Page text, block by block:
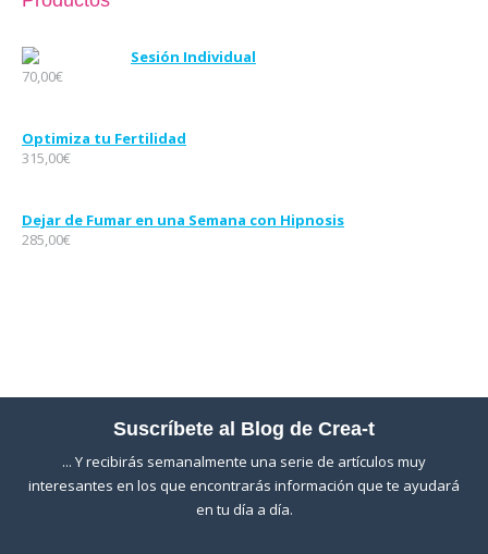
Sesión Individual
70,00€
Optimiza tu Fertilidad
315,00€
Dejar de Fumar en una Semana con Hipnosis
285,00€
Suscríbete al Blog de Crea-t
... Y recibirás semanalmente una serie de artículos muy
interesantes en los que encontrarás información que te ayudará
en tu día a día.